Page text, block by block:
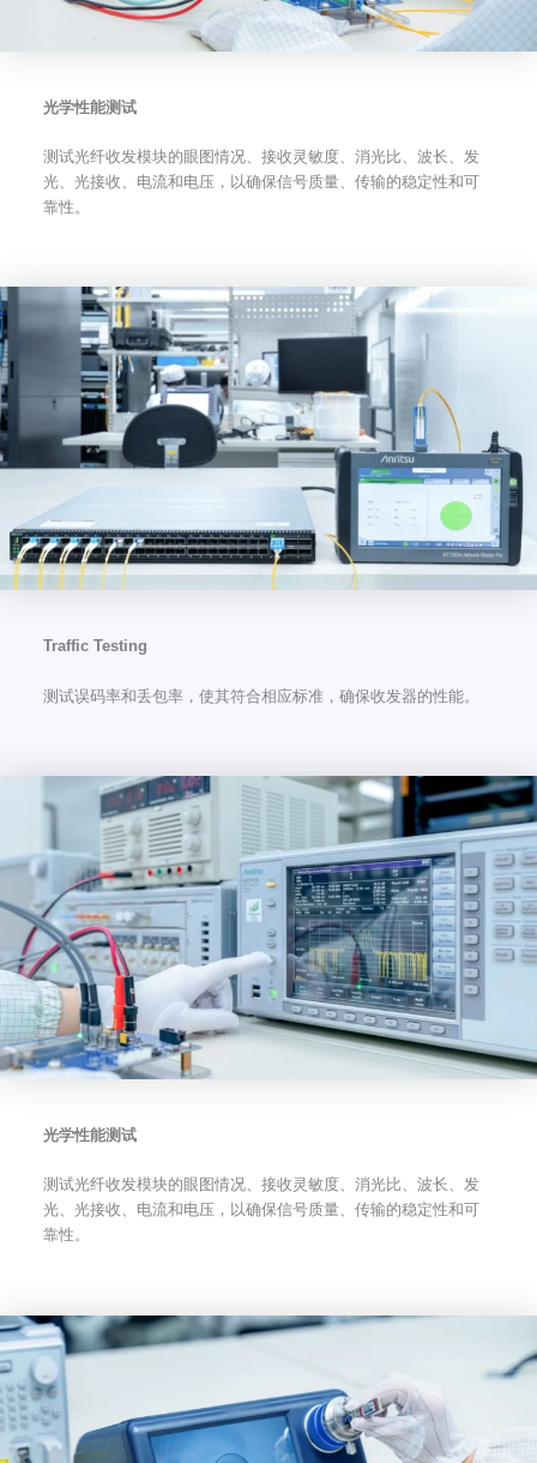
光学性能测试
测试光纤收发模块的眼图情况、接收灵敏度、消光比、波长、发
光、光接收、电流和电压，以确保信号质量、传输的稳定性和可
靠性。
Traffic Testing
测试误码率和丢包率，使其符合相应标准，确保收发器的性能。
光学性能测试
测试光纤收发模块的眼图情况、接收灵敏度、消光比、波长、发
光、光接收、电流和电压，以确保信号质量、传输的稳定性和可
靠性。